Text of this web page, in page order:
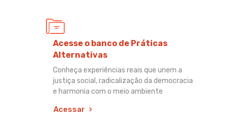
Acesse o banco de Práticas
Alternativas
Conheça experiências reais que unem a
justiça social, radicalização da democracia
e harmonia com o meio ambiente
Acessar